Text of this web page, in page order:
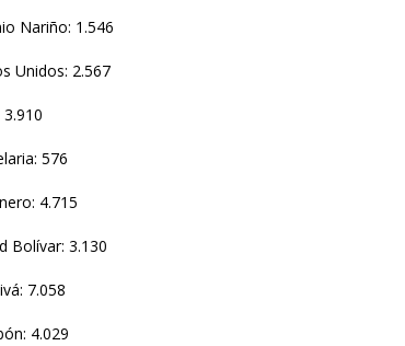
Nariño: 1.546
Unidos: 2.567
576
4.715
Bolívar: 3.130
7.058
4.029